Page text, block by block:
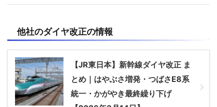
他社のダイヤ改正の情報
【JR東日本】新幹線ダイヤ改正 ま
とめ｜はやぶさ増発・つばさE8系
統一・かがやき最終繰り下げ